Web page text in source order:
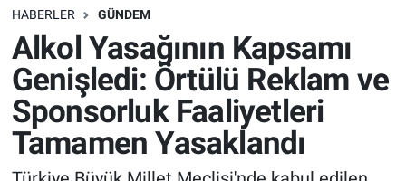
HABERLER GÜNDEM
Alkol Yasağının Kapsamı
Genişledi: Örtülü Reklam ve
Sponsorluk Faaliyetleri
Tamamen Yasaklandı